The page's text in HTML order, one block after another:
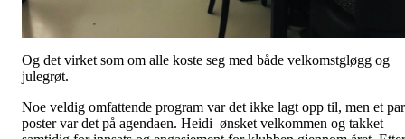
Og det virket som om alle koste seg med både velkomstgløgg og
julegrøt.
Noe veldig omfattende program var det ikke lagt opp til, men et par
poster var det på agendaen. Heidi ønsket velkommen og takket